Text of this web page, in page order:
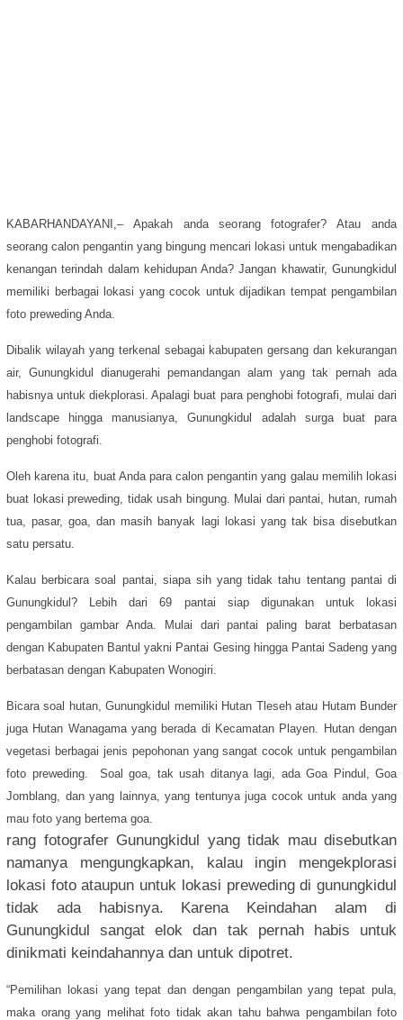
KABARHANDAYANI,– Apakah anda seorang fotografer? Atau anda
seorang calon pengantin yang bingung mencari lokasi untuk mengabadikan
kenangan terindah dalam kehidupan Anda? Jangan khawatir, Gunungkidul
memiliki berbagai lokasi yang cocok untuk dijadikan tempat pengambilan
foto preweding Anda.
Dibalik wilayah yang terkenal sebagai kabupaten gersang dan kekurangan
air, Gunungkidul dianugerahi pemandangan alam yang tak pernah ada
habisnya untuk diekplorasi. Apalagi buat para penghobi fotografi, mulai dari
landscape hingga manusianya, Gunungkidul adalah surga buat para
penghobi fotografi.
Oleh karena itu, buat Anda para calon pengantin yang galau memilih lokasi
buat lokasi preweding, tidak usah bingung. Mulai dari pantai, hutan, rumah
tua, pasar, goa, dan masih banyak lagi lokasi yang tak bisa disebutkan
satu persatu.
Kalau berbicara soal pantai, siapa sih yang tidak tahu tentang pantai di
Gunungkidul? Lebih dari 69 pantai siap digunakan untuk lokasi
pengambilan gambar Anda. Mulai dari pantai paling barat berbatasan
dengan Kabupaten Bantul yakni Pantai Gesing hingga Pantai Sadeng yang
berbatasan dengan Kabupaten Wonogiri.
Bicara soal hutan, Gunungkidul memiliki Hutan Tleseh atau Hutam Bunder
juga Hutan Wanagama yang berada di Kecamatan Playen. Hutan dengan
vegetasi berbagai jenis pepohonan yang sangat cocok untuk pengambilan
foto preweding.
Soal goa, tak usah ditanya lagi, ada Goa Pindul, Goa
Jomblang, dan yang lainnya, yang tentunya juga cocok untuk anda yang
mau foto yang bertema goa.
rang fotografer Gunungkidul yang tidak mau disebutkan
namanya mengungkapkan, kalau ingin mengekplorasi
lokasi foto ataupun untuk lokasi preweding di gunungkidul
tidak ada habisnya. Karena Keindahan alam di
Gunungkidul sangat elok dan tak pernah habis untuk
dinikmati keindahannya dan untuk dipotret.
“Pemilihan lokasi yang tepat dan dengan pengambilan yang tepat pula,
maka orang yang melihat foto tidak akan tahu bahwa pengambilan foto